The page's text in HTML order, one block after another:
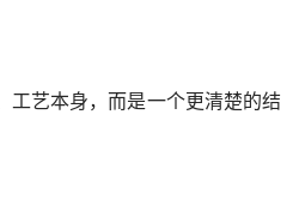
工艺本身，而是一个更清楚的结